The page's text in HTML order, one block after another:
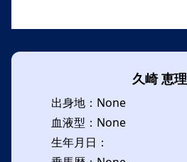
久崎 恵理
出身地：None
血液型：None
生年月日：